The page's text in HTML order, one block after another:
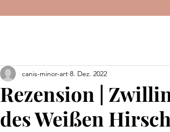
Rezension |
des Weißen
canis-minor-art 8. Dez. 2022